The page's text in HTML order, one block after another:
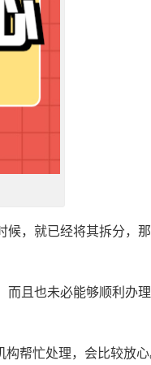
候，就已经将其拆分，
而且也未必能够顺利办
构帮忙处理，会比较放